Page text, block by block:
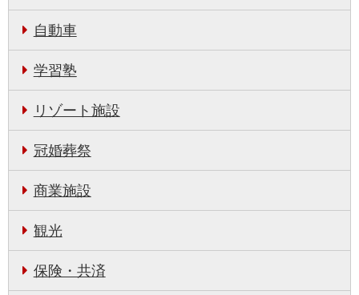
自動車
学習塾
リゾート施設
冠婚葬祭
商業施設
観光
保険・共済